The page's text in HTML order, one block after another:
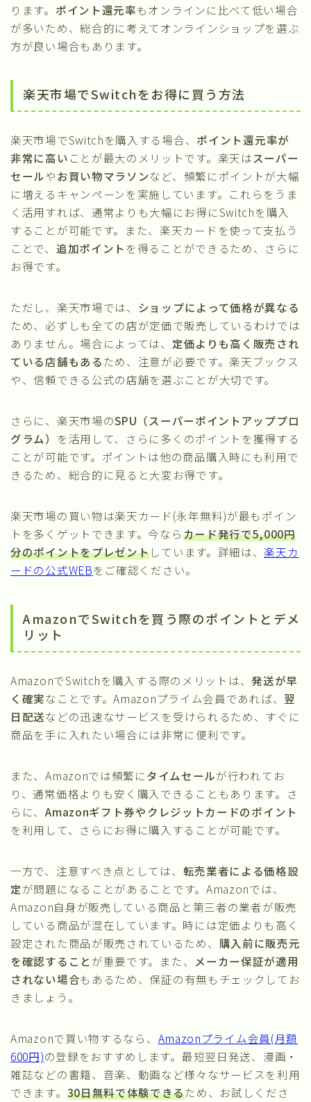
ります。 ポイント還元率もオンラインに比べて低い場合
が多いため、総合的に考えてオンラインショップを選ぶ
方が良い場合もあります。
楽天市場でSwitchをお得に買う方法
楽天市場でSwitchを購入する場合、 ポイント還元率が
非常に高い ことが最大のメリットです。楽天はスーパー
セールやお買い物マラソンなど、頻繁にポイントが大幅
に増えるキャンペーンを実施しています。これらをうま
く活用すれば、通常よりも大幅にお得にSwitchを購入
することが可能です。また、楽天カードを使って支払う
ことで、 追加ポイント を得ることができるため、さらに
お得です。
ただし、楽天市場では、 ショップによって価格が異なる
ため、必ずしも全ての店が定価で販売しているわけでは
ありません。場合によっては、 定価よりも高く販売され
ている店舗もあるため、注意が必要です。楽天ブックス
や、信頼できる公式の店舗を選ぶことが大切です。
さらに、楽天市場のSPU（スーパーポイントアッププロ
グラム） を活用して、さらに多くのポイントを獲得する
ことが可能です。ポイントは他の商品購入時にも利用で
きるため、総合的に見ると大変お得です。
楽天市場の買い物は楽天カード(永年無料)が最もポイン
トを多くゲットできます。今ならカード発行で5,000円
分のポイントをプレゼントしています。詳細は、楽天カ
ードの公式WEBをご確認ください。
AmazonでSwitchを買う際のポイントとデメ
リット
AmazonでSwitchを購入する際のメリットは、発送が早
く確実なことです。Amazonプライム会員であれば、 翌
日配送などの迅速なサービスを受けられるため、すぐに
商品を手に入れたい場合には非常に便利です。
また、Amazonでは頻繁にタイムセールが行われてお
り、通常価格よりも安く購入できることもあります。さ
らに、Amazonギフト券やクレジットカードのポイント
を利用して、さらにお得に購入することが可能です。
一方で、注意すべき点としては、 転売業者による価格設
定が問題になることがあることです。Amazonでは、
Amazon自身が販売している商品と第三者の業者が販売
している商品が混在しています。時には定価よりも高く
設定された商品が販売されているため、 購入前に販売元
を確認することが重要です。また、
メーカー保証が適用
されない場合もあるため、保証の有無もチェックしてお
きましょう。
Amazonで買い物するなら、 Amazonプライム会員(月額
600円)の登録をおすすめします。最短翌日発送、漫画・
雑誌などの書籍、音楽、動画など様々なサービスを利用
できます。 30日無料で体験できるため、お試しくださ